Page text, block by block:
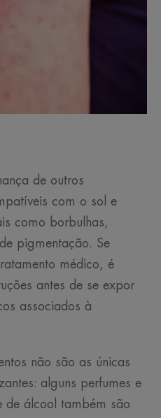
de outros
com o sol e
como borbulhas,
pigmentação. Se
médico, é
antes de se expor
associados à
não são as únicas
alguns perfumes e
de álcool também são